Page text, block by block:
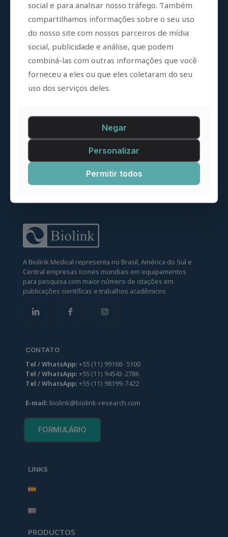
Registre-se em nossa lista de e-mails
Receba atualizações regulares sobre nossos
produtos
A Biolink Medical representa no Brasil, América do Sul e
Central empresas ícones mundiais em equipamentos
para pesquisa com maior número de citações em
publicações científicas e trabalhos acadêmicos
CONTATO
Tel / WhatsApp: +55 (11) 99168- 5100
Tel / WhatsApp: +55 (11) 94543-2786
Tel / WhatsApp: +55 (11) 98199-7422
E-mail: biolink@biolink-research.com
FORMULÁRIO
LINKS
PRODUCTOS
social e para analisar nosso tráfego. Também
compartilhamos informações sobre o seu uso
do nosso site com nossos parceiros de mídia
social, publicidade e análise, que podem
combiná-las com outras informações que você
forneceu a eles ou que eles coletaram do seu
uso dos serviços deles.
Negar
Personalizar
Permitir todos